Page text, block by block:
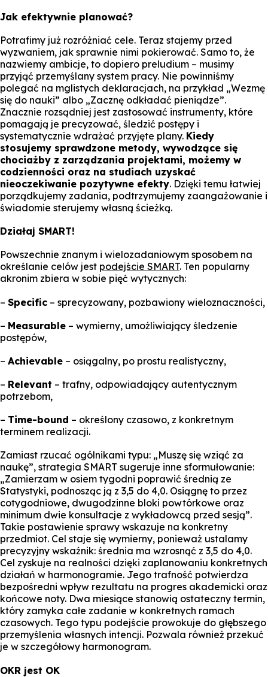
Jak efektywnie planować?
Potrafimy już rozróżniać cele. Teraz stajemy przed
wyzwaniem, jak sprawnie nimi pokierować. Samo to, że
nazwiemy ambicje, to dopiero preludium – musimy
przyjąć przemyślany system pracy. Nie powinniśmy
polegać na mglistych deklaracjach, na przykład „Wezmę
się do nauki” albo „Zacznę odkładać pieniądze”.
Znacznie rozsądniej jest zastosować instrumenty, które
pomagają je precyzować, śledzić postępy i
systematycznie wdrażać przyjęte plany. Kiedy
stosujemy sprawdzone metody, wywodzące się
chociażby z zarządzania projektami, możemy w
codzienności oraz na studiach uzyskać
nieoczekiwanie pozytywne efekty. Dzięki temu łatwiej
porządkujemy zadania, podtrzymujemy zaangażowanie i
świadomie sterujemy własną ścieżką.
Działaj SMART!
Powszechnie znanym i wielozadaniowym sposobem na
określanie celów jest podejście SMART. Ten popularny
akronim zbiera w sobie pięć wytycznych:
– Specific – sprecyzowany, pozbawiony wieloznaczności,
– Measurable – wymierny, umożliwiający śledzenie
postępów,
– Achievable – osiągalny, po prostu realistyczny,
– Relevant – trafny, odpowiadający autentycznym
potrzebom,
– Time-bound – określony czasowo, z konkretnym
terminem realizacji.
Zamiast rzucać ogólnikami typu: „Muszę się wziąć za
naukę”, strategia SMART sugeruje inne sformułowanie:
„Zamierzam w osiem tygodni poprawić średnią ze
Statystyki, podnosząc ją z 3,5 do 4,0. Osiągnę to przez
cotygodniowe, dwugodzinne bloki powtórkowe oraz
minimum dwie konsultacje z wykładowcą przed sesją”.
Takie postawienie sprawy wskazuje na konkretny
przedmiot. Cel staje się wymierny, ponieważ ustalamy
precyzyjny wskaźnik: średnia ma wzrosnąć z 3,5 do 4,0.
Cel zyskuje na realności dzięki zaplanowaniu konkretnych
działań w harmonogramie. Jego trafność potwierdza
bezpośredni wpływ rezultatu na progres akademicki oraz
końcowe noty. Dwa miesiące stanowią ostateczny termin,
który zamyka całe zadanie w konkretnych ramach
czasowych. Tego typu podejście prowokuje do głębszego
przemyślenia własnych intencji. Pozwala również przekuć
je w szczegółowy harmonogram.
OKR jest OK